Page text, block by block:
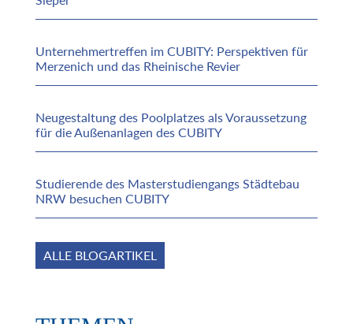
Unternehmertreffen im CUBITY: Perspektiven für
Merzenich und das Rheinische Revier
Neugestaltung des Poolplatzes als Voraussetzung
für die Außenanlagen des CUBITY
Studierende des Masterstudiengangs Städtebau
NRW besuchen CUBITY
ALLE BLOGARTIKEL